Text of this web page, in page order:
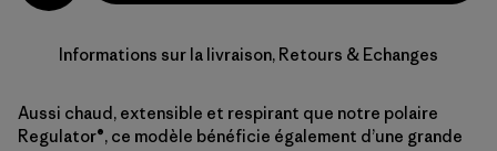
Informations sur la livraison, Retours & Echanges
Aussi chaud, extensible et respirant que notre polaire
Regulator®, ce modèle bénéficie également d’une grande